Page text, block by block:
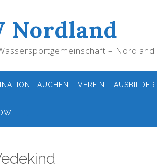
Nordland
–
TAUCHEN VEREIN AUSBILDER